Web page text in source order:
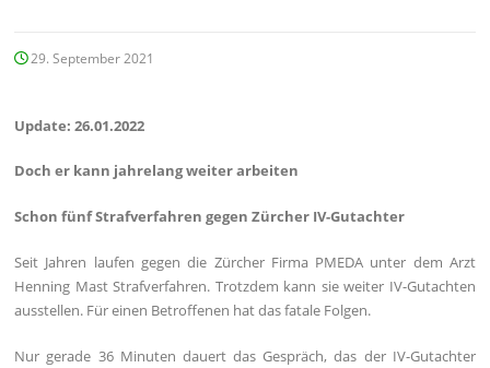
29. September 2021
Update: 26.01.2022
Doch er kann jahrelang weiter arbeiten
Schon fünf Strafverfahren gegen Zürcher IV-Gutachter
Seit Jahren laufen gegen die Zürcher Firma PMEDA unter dem Arzt
Henning Mast Strafverfahren. Trotzdem kann sie weiter IV-Gutachten
ausstellen. Für einen Betroffenen hat das fatale Folgen.
Nur gerade 36 Minuten dauert das Gespräch, das der IV-Gutachter